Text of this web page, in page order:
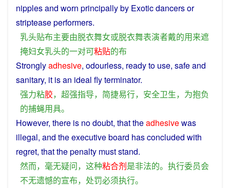
nipples and worn principallyby Exoticdancersor
stripteaseperformers.
乳头贴布主要由脱衣舞女或脱衣舞表演者戴的用来遮
掩妇女乳头的一对可粘贴的布
Stronglyadhesive, odourless, readyto use, safeand
sanitary, it is an ideal flyterminator.
强力粘胶， 超强指导， 简捷易行， 安全卫生， 为抱负
的捕蝇用具。
However, there is no doubt, thattheadhesivewas
illegal, and theexecutiveboard has concluded with
regret, that thepenalty muststand.
然而， 毫无疑问， 这种粘合剂是非法的。 执行委员会
不无遗憾的宣布， 处罚必须执行。